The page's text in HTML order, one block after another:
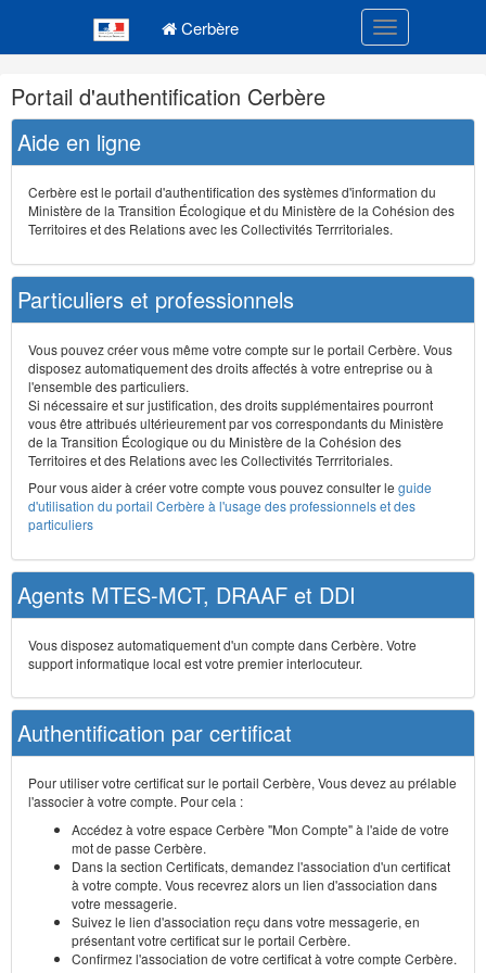
Cerbère Toggle
Navigation
et
outils
annexes
Portail d'authentification Cerbère
Aide en ligne
Cerbère est le portail d'authentification des systèmes d'information du
Ministère de la Transition Écologique et du Ministère de la Cohésion des
Territoires et des Relations avec les Collectivités Terrritoriales.
Particuliers et professionnels
Vous pouvez créer vous même votre compte sur le portail Cerbère. Vous
disposez automatiquement des droits affectés à votre entreprise ou à
l'ensemble des particuliers.
Si nécessaire et sur justification, des droits supplémentaires pourront
vous être attribués ultérieurement par vos correspondants du Ministère
de la Transition Écologique ou du Ministère de la Cohésion des
Territoires et des Relations avec les Collectivités Terrritoriales.
Pour vous aider à créer votre compte vous pouvez consulter le guide
d'utilisation du portail Cerbère à l'usage des professionnels et des
particuliers
Agents MTES-MCT, DRAAF et DDI
Vous disposez automatiquement d'un compte dans Cerbère. Votre
support informatique local est votre premier interlocuteur.
Authentification par certificat
Pour utiliser votre certificat sur le portail Cerbère, Vous devez au prélable
l'associer à votre compte. Pour cela :
Accédez à votre espace Cerbère "Mon Compte" à l'aide de votre
mot de passe Cerbère.
Dans la section Certificats, demandez l'association d'un certificat
à votre compte. Vous recevrez alors un lien d'association dans
votre messagerie.
Suivez le lien d'association reçu dans votre messagerie, en
présentant votre certificat sur le portail Cerbère.
Confirmez l'association de votre certificat à votre compte Cerbère.